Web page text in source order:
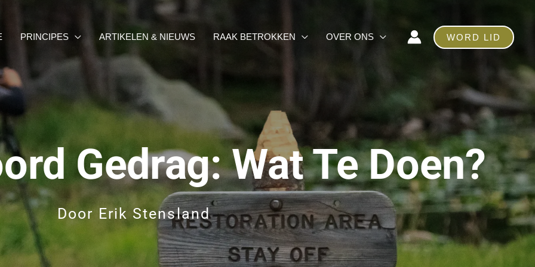
PRINCIPES ARTIKELEN & NIEUWS RAAK BETROKKEN OVER ONS WORD LID
Gedrag: Wat Te Doen?
Door Erik Stensland